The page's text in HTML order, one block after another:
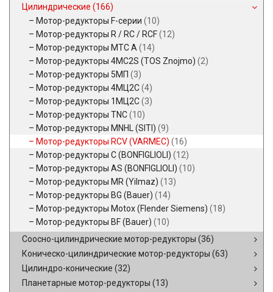
Цилиндрические (166)
Мотор-редукторы F-серии (10)
Мотор-редукторы R / RC / RCF(12)
Мотор-редукторы MTC A (14)
Мотор-редукторы 4MC2S (TOS Znojmo) (2)
Мотор-редукторы 5МП (3)
Мотор-редукторы 4МЦ2С(4)
Мотор-редукторы 1МЦ2С(3)
Мотор-редукторы TNC(10)
Мотор-редукторы MNHL (SITI) (9)
Мотор-редукторы RCV (VARMEC) (16)
Мотор-редукторы C (BONFIGLIOLI) (12)
Мотор-редукторы AS (BONFIGLIOLI) (10)
Мотор-редукторы MR (Yilmaz) (13)
Мотор-редукторы BG (Bauer) (14)
Мотор-редукторы Motox (Flender Siemens) (18)
Мотор-редукторы BF (Bauer) (10)
Соосно-цилиндрические мотор-редукторы (36)
Коническо-цилиндрические мотор-редукторы (63)
Цилиндро-конические (32)
Планетарные мотор-редукторы (13)